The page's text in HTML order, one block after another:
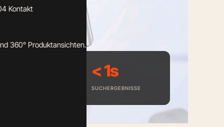
Kontakt
360° Produktansichten.
< 1s
SUCHERGEBNISSE